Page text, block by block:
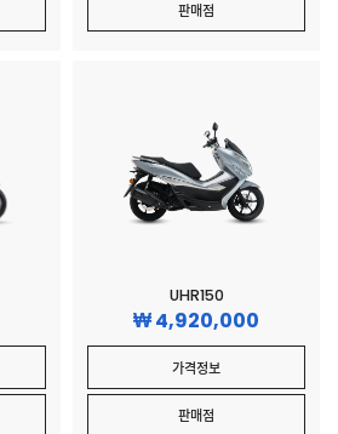
판매점
UHR150
4,920,000
가격정보
판매점